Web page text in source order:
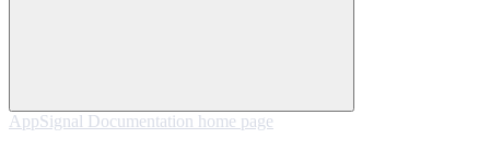
AppSignal Documentation home page